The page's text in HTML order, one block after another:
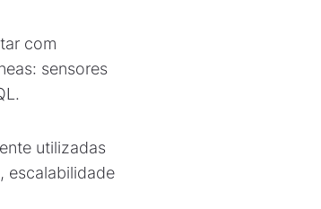
com
sensores
utilizadas
escalabilidade